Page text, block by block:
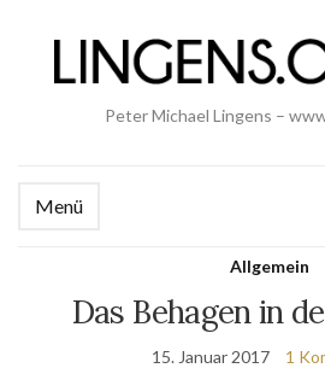
Peter Michael Lingens –
Menü
Allgemein
Das Behagen in
15. Januar 2017 1